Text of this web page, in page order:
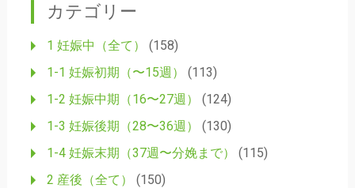
カテゴリー
1 妊娠中（全て）
(158)
1-1 妊娠初期（〜15週）
(113)
1-2 妊娠中期（16〜27週）
(124)
1-3 妊娠後期（28〜36週）
(130)
1-4 妊娠末期（37週〜分娩まで）
(115)
2 産後（全て）
(150)